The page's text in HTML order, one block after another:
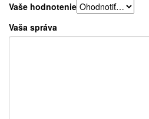
Vaše hodnotenie
Vaša správa